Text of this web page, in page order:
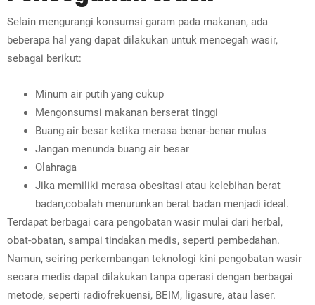
Selain mengurangi konsumsi garam pada makanan, ada
beberapa hal yang dapat dilakukan untuk mencegah wasir,
sebagai berikut:
Minum air putih yang cukup
Mengonsumsi makanan berserat tinggi
Buang air besar ketika merasa benar-benar mulas
Jangan menunda buang air besar
Olahraga
Jika memiliki merasa obesitasi atau kelebihan berat
badan,cobalah menurunkan berat badan menjadi ideal.
Terdapat berbagai cara pengobatan wasir mulai dari herbal,
obat-obatan, sampai tindakan medis, seperti pembedahan.
Namun, seiring perkembangan teknologi kini pengobatan wasir
secara medis dapat dilakukan tanpa operasi dengan berbagai
metode, seperti radiofrekuensi, BEIM, ligasure, atau laser.